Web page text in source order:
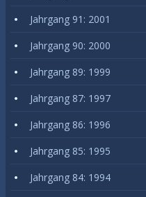
Jahrgang 91: 2001
Jahrgang 90: 2000
Jahrgang 89: 1999
Jahrgang 87: 1997
Jahrgang 86: 1996
Jahrgang 85: 1995
Jahrgang 84: 1994